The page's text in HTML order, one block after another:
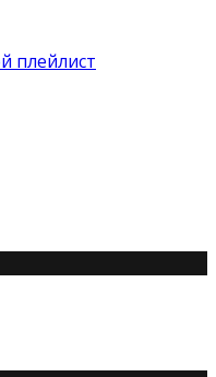
плейлист